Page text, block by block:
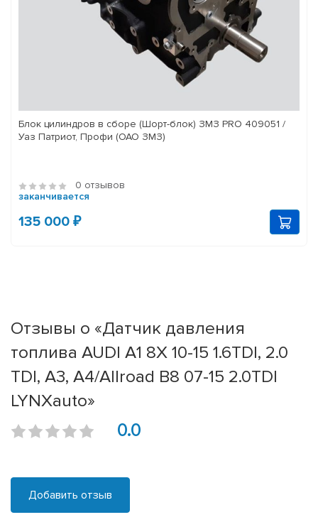
Блок цилиндров в сборе (Шорт-блок) ЗМЗ PRO 409051 /
Уаз Патриот, Профи (ОАО ЗМЗ)
0 отзывов
заканчивается
135 000 ₽
Отзывы о «Датчик давления
топлива AUDI A1 8X 10-15 1.6TDI, 2.0
TDI, A3, A4/Allroad B8 07-15 2.0TDI
LYNXauto»
0.0
Добавить отзыв